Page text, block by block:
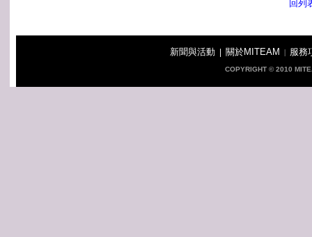
回列
新聞與活動 關於MITEAM 服務
COPYRIGHT © 2010